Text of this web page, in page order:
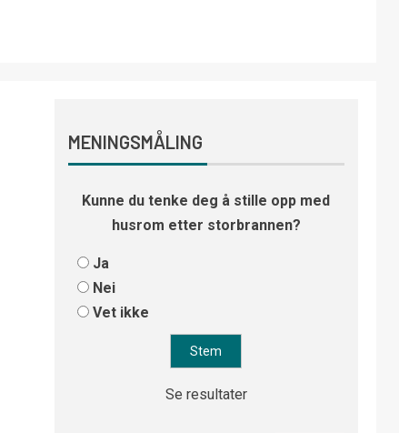
MENINGSMÅLING
Kunne du tenke deg å stille opp med
husrom etter storbrannen?
Ja
Nei
Vet ikke
Se resultater